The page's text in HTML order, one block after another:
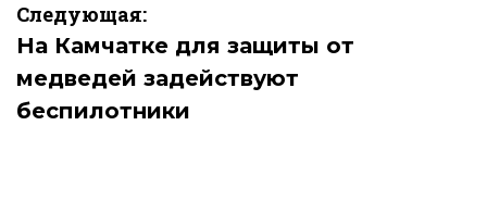
Следующая:
На Камчатке для защиты от
медведей задействуют
беспилотники